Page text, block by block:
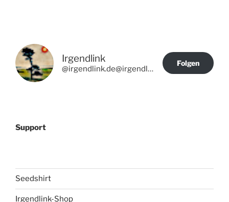
Irgendlink
@irgendlink.de@irgendlink.de
Folgen
Support
Seedshirt
Irgendlink-Shop